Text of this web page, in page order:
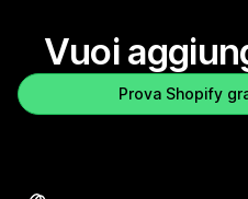
Vuoi
Prova Shopify